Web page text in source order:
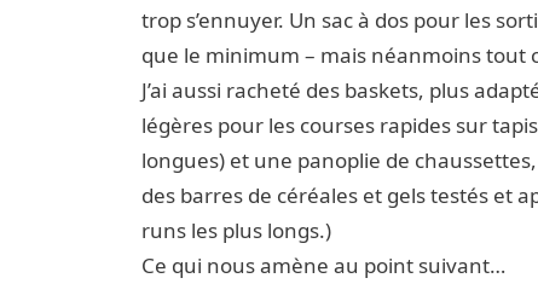
trop s’ennuyer. Un sac à dos pour les
que le minimum – mais néanmoins tout
J’ai aussi racheté des baskets, plus
légères pour les courses rapides sur
longues) et une panoplie de
des barres de céréales et gels testés et
runs les plus longs.)
Ce qui nous amène au point suivant…